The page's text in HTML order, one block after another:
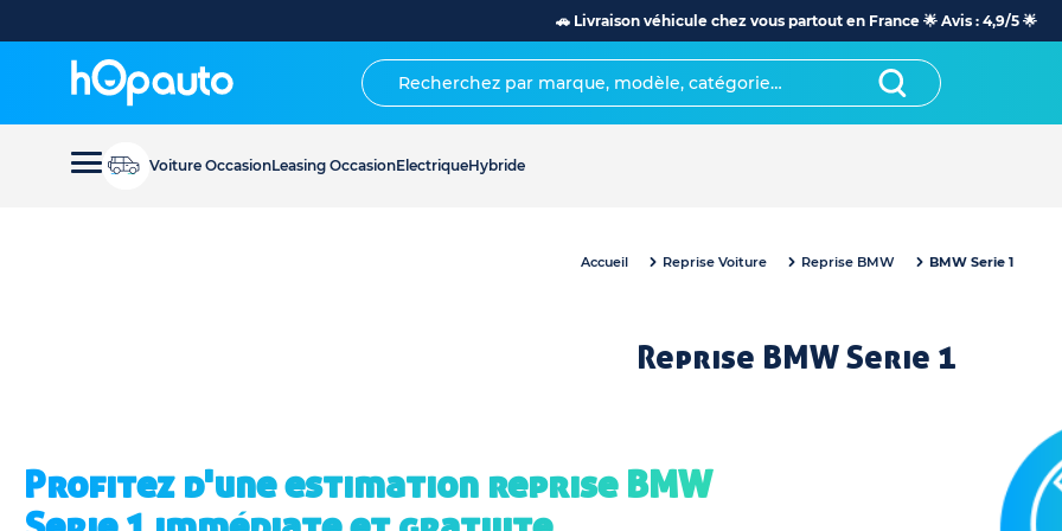
🚗 Livraison véhicule chez vous partout en France 🌟 Avis : 4,9/5 🌟
Voiture OccasionLeasing OccasionElectriqueHybride
Accueil Reprise Voiture Reprise BMW BMW Serie 1
Reprise BMW Serie 1
Profitez d'une estimation reprise BMW